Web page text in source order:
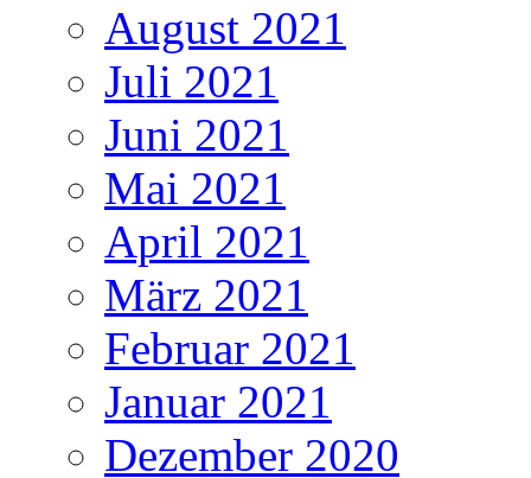
August 2021
Juli 2021
Juni 2021
Mai 2021
April 2021
März 2021
Februar 2021
Januar 2021
Dezember 2020